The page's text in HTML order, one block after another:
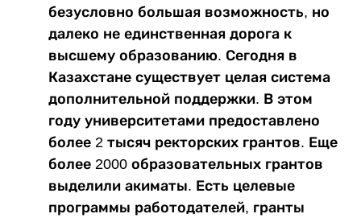
безусловно большая возможность, но
далеко не единственная дорога к
высшему образованию. Сегодня в
Казахстане существует целая система
дополнительной поддержки. В этом
году университетами предоставлено
более 2 тысяч ректорских грантов. Еще
более 2000 образовательных грантов
выделили акиматы. Есть целевые
программы работодателей, гранты